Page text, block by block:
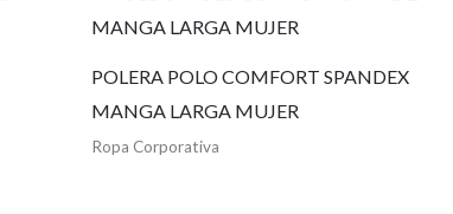
POLERA POLO COMFORT SPANDEX
MANGA LARGA MUJER
Ropa Corporativa